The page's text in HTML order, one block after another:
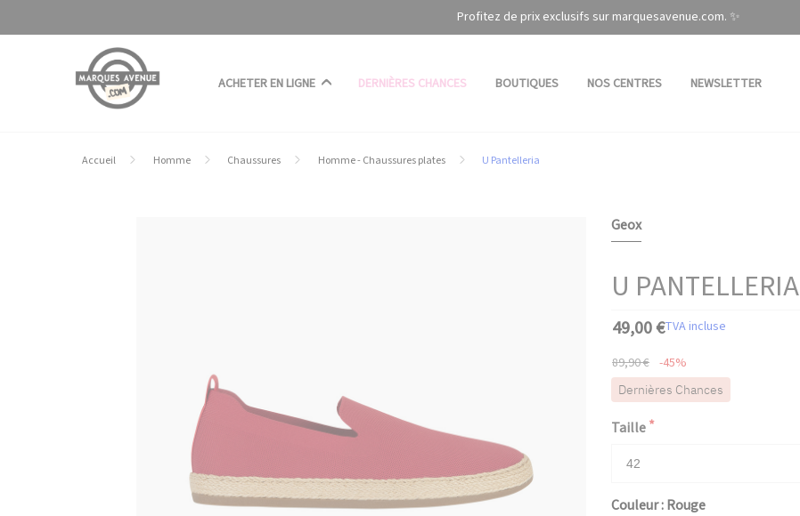
Profitez de prix exclusifs sur marquesavenue.com. ✨
ACHETER EN LIGNE DERNIÈRES CHANCES BOUTIQUES NOS CENTRES NEWSLETTER
Accueil Homme Chaussures Homme - Chaussures plates U Pantelleria
Geox
U PANTELLERIA
49,00 €TVA incluse
89,90 € -45%
Dernières Chances
Taille
Couleur : Rouge